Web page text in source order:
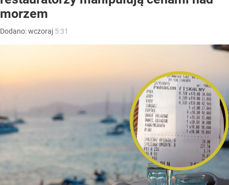
morzem
Dodano:wczoraj 5:31